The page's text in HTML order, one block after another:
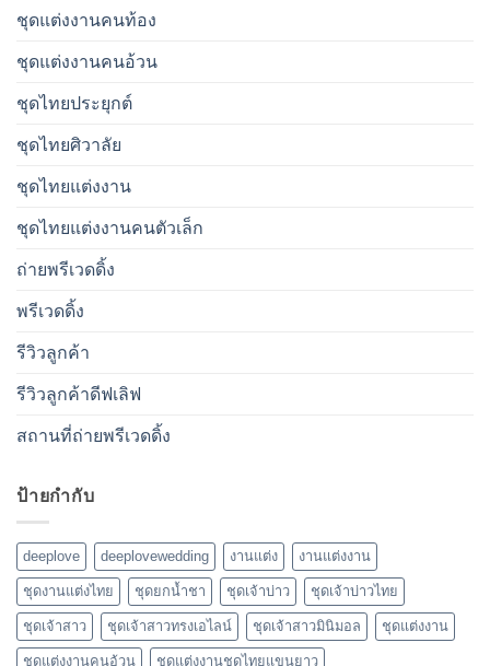
ชุดแต่งงานคนท้อง
ชุดแต่งงานคนอ้วน
ชุดไทยประยุกต์
ชุดไทยศิวาลัย
ชุดไทยแต่งงาน
ชุดไทยแต่งงานคนตัวเล็ก
ถ่ายพรีเวดดิ้ง
พรีเวดดิ้ง
รีวิวลูกค้า
รีวิวลูกค้าดีฟเลิฟ
สถานที่ถ่ายพรีเวดดิ้ง
ป้ายกำกับ
deeplove deeplovewedding งานแต่ง งานแต่งงาน
ชุดงานแต่งไทย ชุดยกน้ำชา ชุดเจ้าบ่าว ชุดเจ้าบ่าวไทย
ชุดเจ้าสาว ชุดเจ้าสาวทรงเอไลน์ ชุดเจ้าสาวมินิมอล ชุดแต่งงาน
ชุดแต่งงานคนอ้วน ชุดแต่งงานชุดไทยแขนยาว